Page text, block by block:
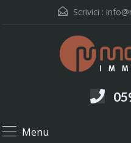
Scrivici :
Menu